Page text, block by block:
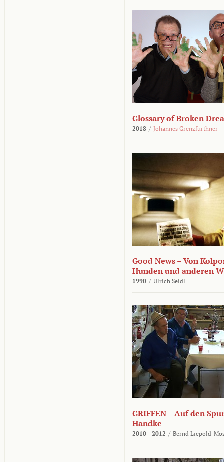
Glossary of Broken
2018 / Johannes Grenzfurthner
Good News – Von
Hunden und anderen
1990 / Ulrich Seidl
GRIFFEN – Auf den
Handke
2010 - 2012 / Bernd Liepold-